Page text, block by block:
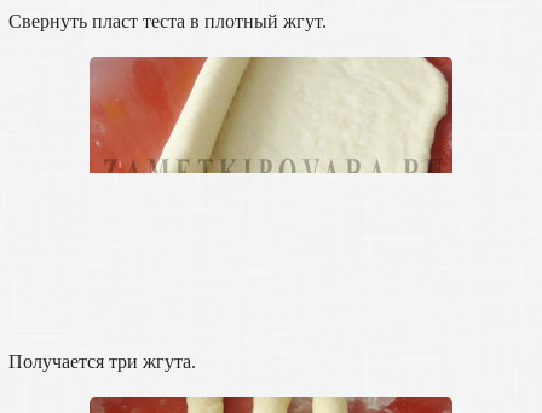
Свернуть пласт теста в плотный жгут.
Получается три жгута.